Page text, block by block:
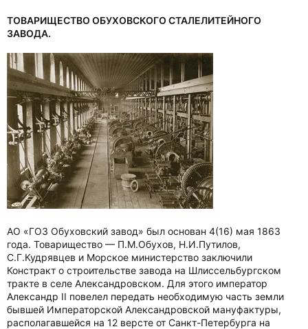
ТОВАРИЩЕСТВО ОБУХОВСКОГО СТАЛЕЛИТЕЙНОГО
ЗАВОДА.
АО «ГОЗ Обуховский завод» был основан 4(16) мая 1863
года. Товарищество — П.М.Обухов, Н.И.Путилов,
С.Г.Кудрявцев и Морское министерство заключили
Констракт о строительстве завода на Шлиссельбургском
тракте в селе Александровском. Для этого император
Александр II повелел передать необходимую часть земли
бывшей Императорской Александровской мануфактуры,
располагавшейся на 12 версте от Санкт-Петербурга на